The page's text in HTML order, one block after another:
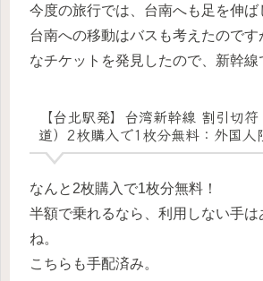
今度の旅行では、台南へも足を伸ば
台南への移動はバスも考えたので
なチケットを発見したので、新幹線
【台北駅発】台湾新幹線 割引切
道）2枚購入で1枚分無料：外国人
なんと2枚購入で1枚分無料！
半額で乗れるなら、利用しない手は
ね。
こちらも手配済み。